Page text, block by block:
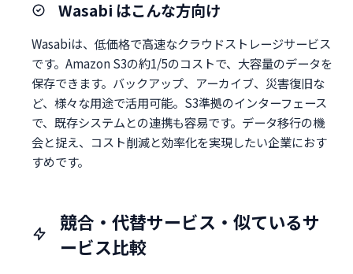
Wasabi はこんな方向け
Wasabiは、低価格で高速なクラウドストレージサービス
です。Amazon S3の約1/5のコストで、大容量のデータを
保存できます。バックアップ、アーカイブ、災害復旧な
ど、様々な用途で活用可能。S3準拠のインターフェース
で、既存システムとの連携も容易です。データ移行の機
会と捉え、コスト削減と効率化を実現したい企業におす
すめです。
競合・代替サービス・似ているサ
ービス比較